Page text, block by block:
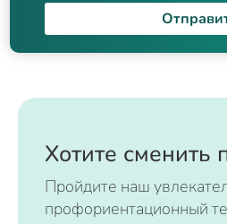
Хотите сменить
Пройдите наш
профориентационный